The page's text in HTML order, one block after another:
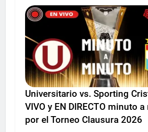
Universitario vs. Sporting
VIVO y EN DIRECTO minuto
por el Torneo Clausura 2026